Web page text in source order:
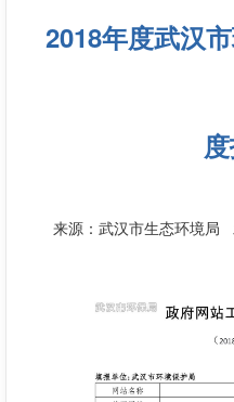
2018年度武汉
来源：武汉市生态环境局